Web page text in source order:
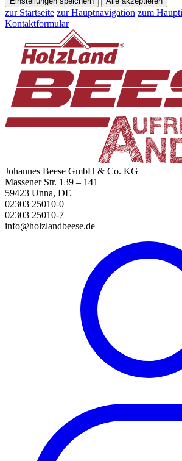
zur Startseite zur Hauptnavigation zum
Kontaktformular
Johannes Beese GmbH & Co. KG
Massener Str. 139 – 141
59423 Unna, DE
02303 25010-0
02303 25010-7
info@holzlandbeese.de